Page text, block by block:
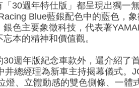
30週年特仕版」都呈現出獨一
Blue藍銀配色中的藍色，
色主要象徵科技，代表著
本的精神和價值觀。
週年版紀念車款外，還介紹
總經理為新車主持揭幕儀式。
、立體動感的雙色側條、一體